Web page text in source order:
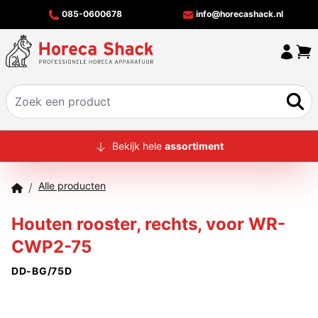
085-0600678 info@horecashack.nl
HOME
MERKEN
Bekijk hele assortiment
/ Alle producten
Houten rooster, rechts, voor WR-
CWP2-75
DD-BG/75D